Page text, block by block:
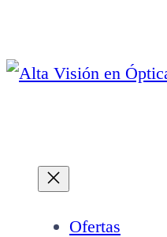
contenido
Ofertas